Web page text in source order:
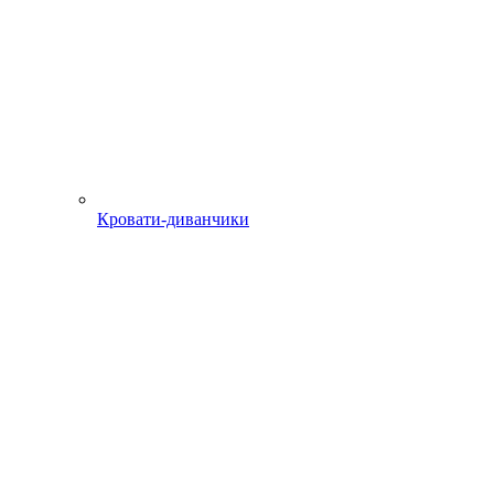
Кровати-диванчики